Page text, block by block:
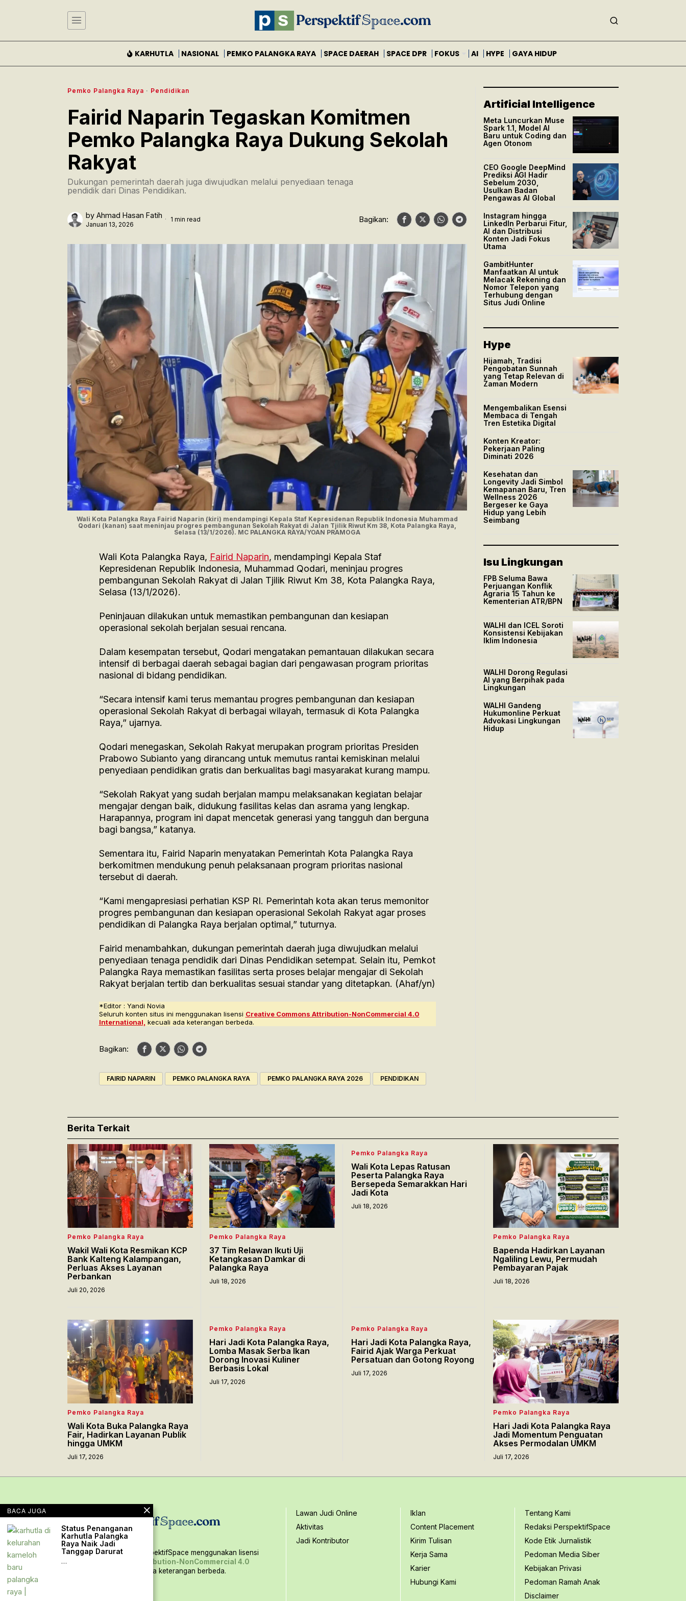
KARHUTLA NASIONAL PEMKO PALANGKA RAYA SPACE DAERAH SPACE DPR FOKUS AI HYPE GAYA HIDUP
Pemko Palangka Raya · Pendidikan
Fairid Naparin Tegaskan Komitmen
Pemko Palangka Raya Dukung Sekolah
Rakyat
Dukungan pemerintah daerah juga diwujudkan melalui penyediaan tenaga
pendidik dari Dinas Pendidikan.
by Ahmad Hasan Fatih
Januari 13, 2026
1 min read Bagikan:
Wali Kota Palangka Raya Fairid Naparin (kiri) mendampingi Kepala Staf Kepresidenan Republik Indonesia Muhammad
Qodari (kanan) saat meninjau progres pembangunan Sekolah Rakyat di Jalan Tjilik Riwut Km 38, Kota Palangka Raya,
Selasa (13/1/2026). MC PALANGKA RAYA/YOAN PRAMOGA
Wali Kota Palangka Raya, Fairid Naparin, mendampingi Kepala Staf
Kepresidenan Republik Indonesia, Muhammad Qodari, meninjau progres
pembangunan Sekolah Rakyat di Jalan Tjilik Riwut Km 38, Kota Palangka Raya,
Selasa (13/1/2026).
Peninjauan dilakukan untuk memastikan pembangunan dan kesiapan
operasional sekolah berjalan sesuai rencana.
Dalam kesempatan tersebut, Qodari mengatakan pemantauan dilakukan secara
intensif di berbagai daerah sebagai bagian dari pengawasan program prioritas
nasional di bidang pendidikan.
“Secara intensif kami terus memantau progres pembangunan dan kesiapan
operasional Sekolah Rakyat di berbagai wilayah, termasuk di Kota Palangka
Raya,” ujarnya.
Qodari menegaskan, Sekolah Rakyat merupakan program prioritas Presiden
Prabowo Subianto yang dirancang untuk memutus rantai kemiskinan melalui
penyediaan pendidikan gratis dan berkualitas bagi masyarakat kurang mampu.
“Sekolah Rakyat yang sudah berjalan mampu melaksanakan kegiatan belajar
mengajar dengan baik, didukung fasilitas kelas dan asrama yang lengkap.
Harapannya, program ini dapat mencetak generasi yang tangguh dan berguna
bagi bangsa,” katanya.
Sementara itu, Fairid Naparin menyatakan Pemerintah Kota Palangka Raya
berkomitmen mendukung penuh pelaksanaan program prioritas nasional
tersebut di daerah.
“Kami mengapresiasi perhatian KSP RI. Pemerintah kota akan terus memonitor
progres pembangunan dan kesiapan operasional Sekolah Rakyat agar proses
pendidikan di Palangka Raya berjalan optimal,” tuturnya.
Fairid menambahkan, dukungan pemerintah daerah juga diwujudkan melalui
penyediaan tenaga pendidik dari Dinas Pendidikan setempat. Selain itu, Pemkot
Palangka Raya memastikan fasilitas serta proses belajar mengajar di Sekolah
Rakyat berjalan tertib dan berkualitas sesuai standar yang ditetapkan. (Ahaf/yn)
*Editor : Yandi Novia
Seluruh konten situs ini menggunakan lisensi Creative Commons Attribution-NonCommercial 4.0
International, kecuali ada keterangan berbeda.
Bagikan:
FAIRID NAPARIN PEMKO PALANGKA RAYA PEMKO PALANGKA RAYA 2026 PENDIDIKAN
Artificial Intelligence
Meta Luncurkan Muse
Spark 1.1, Model AI
Baru untuk Coding dan
Agen Otonom
CEO Google DeepMind
Prediksi AGI Hadir
Sebelum 2030,
Usulkan Badan
Pengawas AI Global
Instagram hingga
LinkedIn Perbarui Fitur,
AI dan Distribusi
Konten Jadi Fokus
Utama
GambitHunter
Manfaatkan AI untuk
Melacak Rekening dan
Nomor Telepon yang
Terhubung dengan
Situs Judi Online
Hype
Hijamah, Tradisi
Pengobatan Sunnah
yang Tetap Relevan di
Zaman Modern
Mengembalikan Esensi
Membaca di Tengah
Tren Estetika Digital
Konten Kreator:
Pekerjaan Paling
Diminati 2026
Kesehatan dan
Longevity Jadi Simbol
Kemapanan Baru, Tren
Wellness 2026
Bergeser ke Gaya
Hidup yang Lebih
Seimbang
Isu Lingkungan
FPB Seluma Bawa
Perjuangan Konflik
Agraria 15 Tahun ke
Kementerian ATR/BPN
WALHI dan ICEL Soroti
Konsistensi Kebijakan
Iklim Indonesia
WALHI Dorong Regulasi
AI yang Berpihak pada
Lingkungan
WALHI Gandeng
Hukumonline Perkuat
Advokasi Lingkungan
Hidup
Berita Terkait
Pemko Palangka Raya
Wakil Wali Kota Resmikan KCP
Bank Kalteng Kalampangan,
Perluas Akses Layanan
Perbankan
Juli 20, 2026
Pemko Palangka Raya
37 Tim Relawan Ikuti Uji
Ketangkasan Damkar di
Palangka Raya
Juli 18, 2026
Pemko Palangka Raya
Wali Kota Lepas Ratusan
Peserta Palangka Raya
Bersepeda Semarakkan Hari
Jadi Kota
Juli 18, 2026
Pemko Palangka Raya
Bapenda Hadirkan Layanan
Ngaliling Lewu, Permudah
Pembayaran Pajak
Juli 18, 2026
Pemko Palangka Raya
Wali Kota Buka Palangka Raya
Fair, Hadirkan Layanan Publik
hingga UMKM
Juli 17, 2026
Pemko Palangka Raya
Hari Jadi Kota Palangka Raya,
Lomba Masak Serba Ikan
Dorong Inovasi Kuliner
Berbasis Lokal
Juli 17, 2026
Pemko Palangka Raya
Hari Jadi Kota Palangka Raya,
Fairid Ajak Warga Perkuat
Persatuan dan Gotong Royong
Juli 17, 2026
Pemko Palangka Raya
Hari Jadi Kota Palangka Raya
Jadi Momentum Penguatan
Akses Permodalan UMKM
Juli 17, 2026
Seluruh konten situs PerspektifSpace menggunakan lisensi
Creative Commons Attribution-NonCommercial 4.0
kecuali ada keterangan berbeda.
Lawan Judi Online
Aktivitas
Jadi Kontributor
Iklan
Content Placement
Kirim Tulisan
Kerja Sama
Karier
Hubungi Kami
Tentang Kami
Redaksi PerspektifSpace
Kode Etik Jurnalistik
Pedoman Media Siber
Kebijakan Privasi
Pedoman Ramah Anak
Disclaimer
BACA JUGA
Status Penanganan
Karhutla Palangka
Raya Naik Jadi
Tanggap Darurat
…